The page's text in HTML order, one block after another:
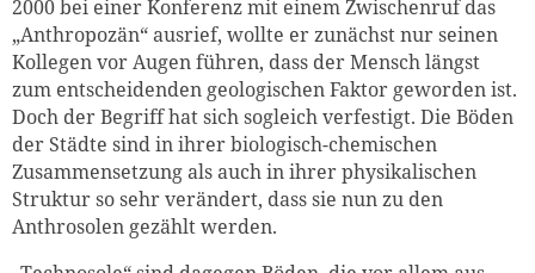
2000 bei einer Konferenz mit einem Zwischenruf das
„An­thro­pozän“ ausrief, wollte er zunächst nur seinen
Kollegen vor Augen führen, dass der Mensch längst
zum entscheidenden geologischen Faktor geworden ist.
Doch der Begriff hat sich sogleich verfestigt. Die Böden
der Städte sind in ihrer biologisch-chemischen
Zusammensetzung als auch in ihrer physikalischen
Struktur so sehr verändert, dass sie nun zu den
Anthrosolen gezählt werden.